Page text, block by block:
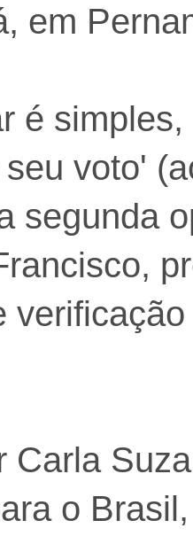
em
é
voto'
segunda
Carla
o